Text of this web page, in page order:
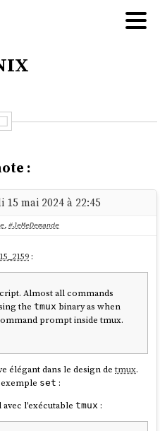
:
mai 2024 à 22:45
, #JeMeDemande
:
Almost all commands
thetmux binary as when
prompt inside tmux.
élégant dans le design detmux.
set :
avec l'exécutabletmux :